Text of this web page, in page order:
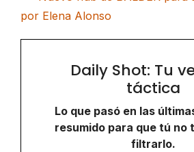
por Elena Alonso
Daily Shot: Tu
táctica
Lo que pasó en las
resumido para que tú no
filtrarlo.